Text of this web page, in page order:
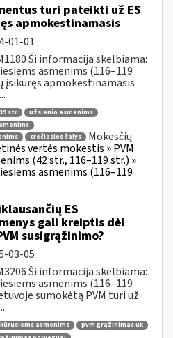
turi pateikti už ES
apmokestinamasis
01-01
Ši informacija skelbiama:
asmenims (116–119
įsikūręs apmokestinamasis
str
užsienio asmenims
trečiosios šalys
Mokesčių
vertės mokestis » PVM
(42 str., 116–119 str.) »
asmenims (116–119
ES
gali kreiptis dėl
susigrąžinimo?
03-05
Ši informacija skelbiama:
asmenims (116–119
sumokėtą PVM turi už
asmenims
pvm grąžinimas uk